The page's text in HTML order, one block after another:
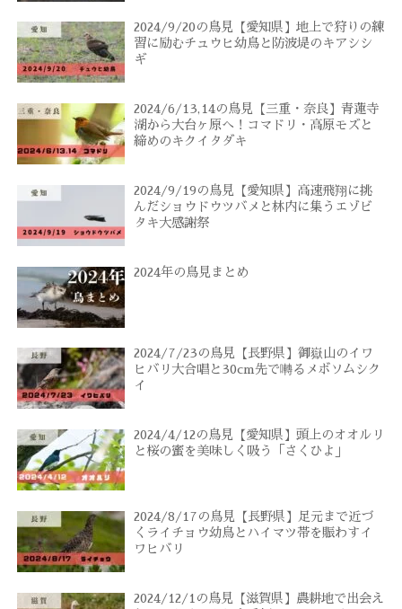
2024/9/20の鳥見【愛知県】地上で狩りの練
習に励むチュウヒ幼鳥と防波堤のキアシシ
ギ
2024/6/13,14の鳥見【三重・奈良】青蓮寺
湖から大台ヶ原へ！コマドリ・高原モズと
締めのキクイタダキ
2024/9/19の鳥見【愛知県】高速飛翔に挑
んだショウドウツバメと林内に集うエゾビ
タキ大感謝祭
2024年の鳥見まとめ
2024/7/23の鳥見【長野県】御嶽山のイワ
ヒバリ大合唱と30cm先で囀るメボソムシク
イ
2024/4/12の鳥見【愛知県】頭上のオオルリ
と桜の蜜を美味しく吸う「さくひよ」
2024/8/17の鳥見【長野県】足元まで近づ
くライチョウ幼鳥とハイマツ帯を賑わすイ
ワヒバリ
2024/12/1の鳥見【滋賀県】農耕地で出会え